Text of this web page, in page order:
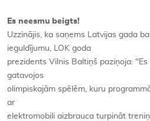
Es neesmu beigts!
Uzzinājis, ka saņems Latvijas gada
ieguldījumu, LOK goda
prezidents Vilnis Baltiņš paziņoja:
gatavojos
olimpiskajām spēlēm, kuru
ar
elektromobili aizbrauca turpināt